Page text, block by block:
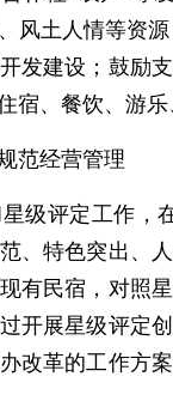
风土人情等资
发建设；鼓励
宿、餐饮、游
范经营管理
级评定工作，
、特色突出、
有民宿，对照
开展星级评定
改革的工作方